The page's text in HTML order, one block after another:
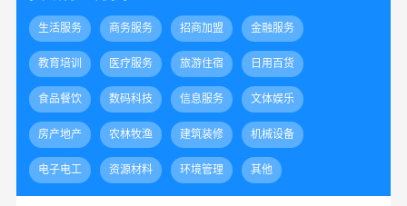
生活服务 商务服务 招商加盟 金融服务
教育培训 医疗服务 旅游住宿 日用百货
食品餐饮 数码科技 信息服务 文体娱乐
房产地产 农林牧渔 建筑装修 机械设备
电子电工 资源材料 环境管理 其他